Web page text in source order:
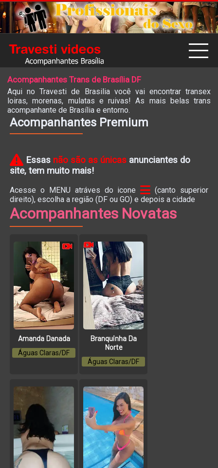
Acompanhantes Trans de Brasília DF
Aqui no Travesti de Brasilia você vai encontrar transex
loiras, morenas, mulatas e ruivas! As mais belas trans
acompanhante de Brasília e entorno.
Acompanhantes Premium
Essas não são as únicas anunciantes do
site, tem muito mais!
Acesse o MENU atráves do icone
(canto superior
direito), escolha a região (DF ou GO) e depois a cidade
Acompanhantes Novatas
Amanda Danada
Águas Claras/DF
Branquinha Da
Norte
Águas Claras/DF